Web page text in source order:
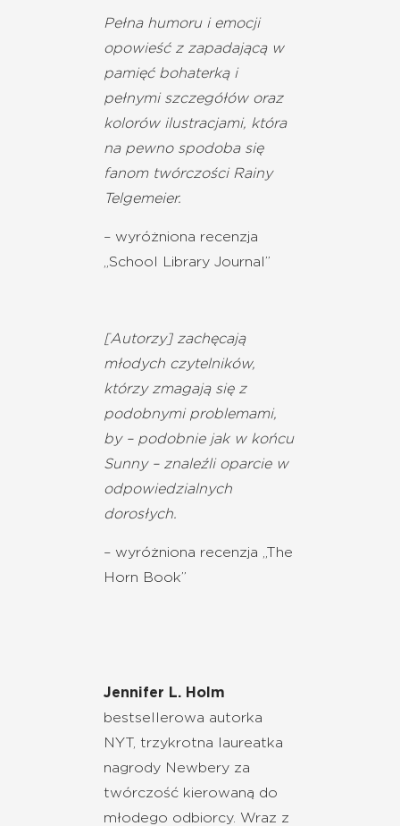
Pełna humoru i emocji
opowieść z zapadającą w
pamięć bohaterką i
pełnymi szczegółów oraz
kolorów ilustracjami, która
na pewno spodoba się
fanom twórczości Rainy
Telgemeier.
– wyróżniona recenzja
„School Library Journal”
[Autorzy] zachęcają
młodych czytelników,
którzy zmagają się z
podobnymi problemami,
by – podobnie jak w końcu
Sunny – znaleźli oparcie w
odpowiedzialnych
dorosłych.
– wyróżniona recenzja „The
Horn Book”
Jennifer L. Holm
bestsellerowa autorka
NYT, trzykrotna laureatka
nagrody Newbery za
twórczość kierowaną do
młodego odbiorcy. Wraz z